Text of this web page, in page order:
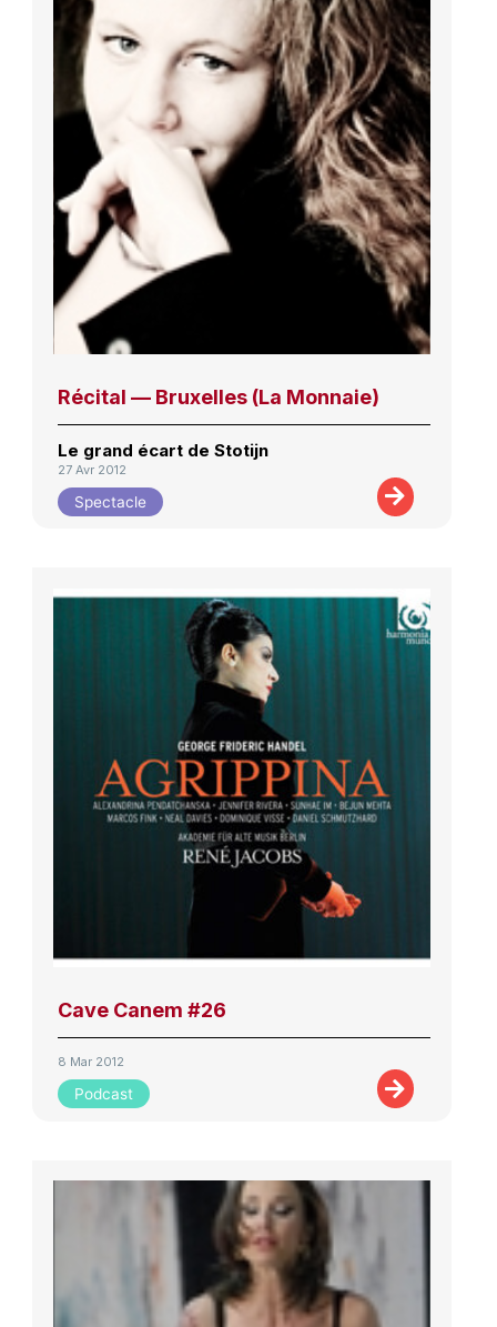
Récital — Bruxelles (La Monnaie)
Le grand écart de Stotijn
27 Avr 2012
Spectacle
Cave Canem #26
8 Mar 2012
Podcast